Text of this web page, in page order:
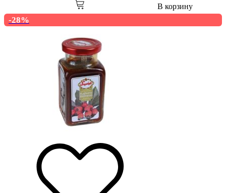
В корзину
-28%